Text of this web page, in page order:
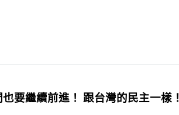
要繼續前進！ 跟台灣的民主一樣！